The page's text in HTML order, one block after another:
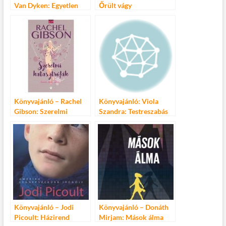
Van Dyken: Egyetlen
Őrült vágy
Könyvajánló – Rachel
Gibson: Szerelmi
Könyvajánló: Viola
Szandra: Testreszabás
Könyvajánló – Jodi
Picoult: Házirend
Könyvajánló – Donáth
Mirjam: Mások álma